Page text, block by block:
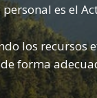
es el
los recursos
forma